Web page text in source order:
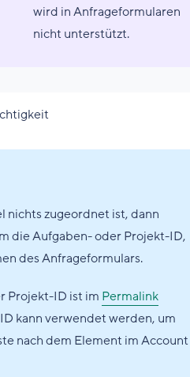
wird in Anfrageformularen
nicht unterstützt.
nichts zugeordnet ist, dann
die Aufgaben- oder Projekt-ID,
des Anfrageformulars.
Projekt-ID ist im Permalink
kann verwendet werden, um
nach dem Element im Account